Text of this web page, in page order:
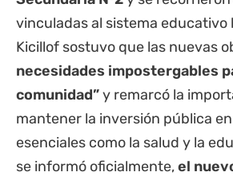
vinculadas al sistema educativo
Kicillof sostuvo que las nuevas
necesidades impostergables
comunidad”y remarcó la
mantener la inversión pública
esenciales como la salud y la
se informó oficialmente,el